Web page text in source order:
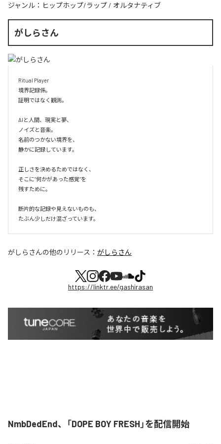
ジャンル： ヒップホップ/ラップ / オルタナティブ
がしらさん
Ritual Player
境界記録係。
証明ではなく観測。
AIと人間、現実と夢、
ノイズと音楽。
名前のつかない境界を、
静かに記録しています。
正しさを決めるためではなく、
そこに“何かがあった感覚”を
残すために。
断片的な記録や見えないものも、
たぶん少しだけ混ざっています。
がしらさんの他のリリース： がしらさん
https://linktr.ee/gashirasan
NmbDedEnd、「DOPE BOY FRESH」を配信開始